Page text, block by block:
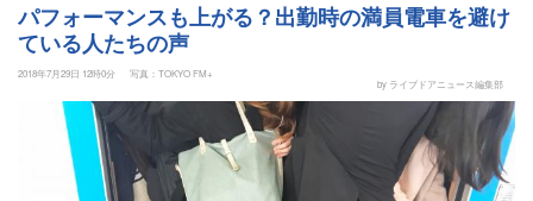
パフォーマンスも上がる？出勤時の満員電車を避け
ている人たちの声
2018年7月29日 12時0分
写真：TOKYO FM+
by ライブドアニュース編集部